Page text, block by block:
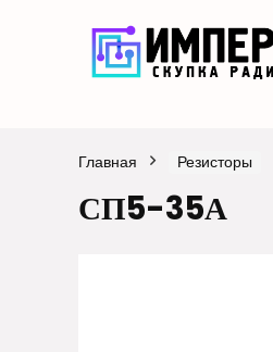
Главная Резисторы
СП5-35А